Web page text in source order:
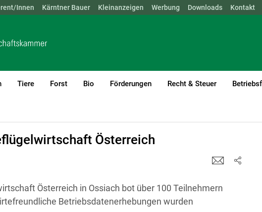
BGLD KTN NÖ OÖ SBG STMK TIROL VBG WIEN
Innen Kärntner Bauer Kleinanzeigen Werbung Downloads Kontakt
Tiere Forst Bio Förderungen Recht & Steuer
Österreich
Österreich in Ossiach bot über 100 Teilnehmern
Betriebsdatenerhebungen wurden